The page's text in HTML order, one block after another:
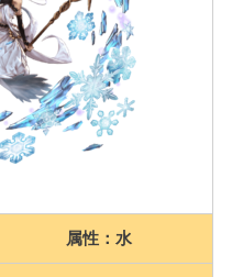
属性：水